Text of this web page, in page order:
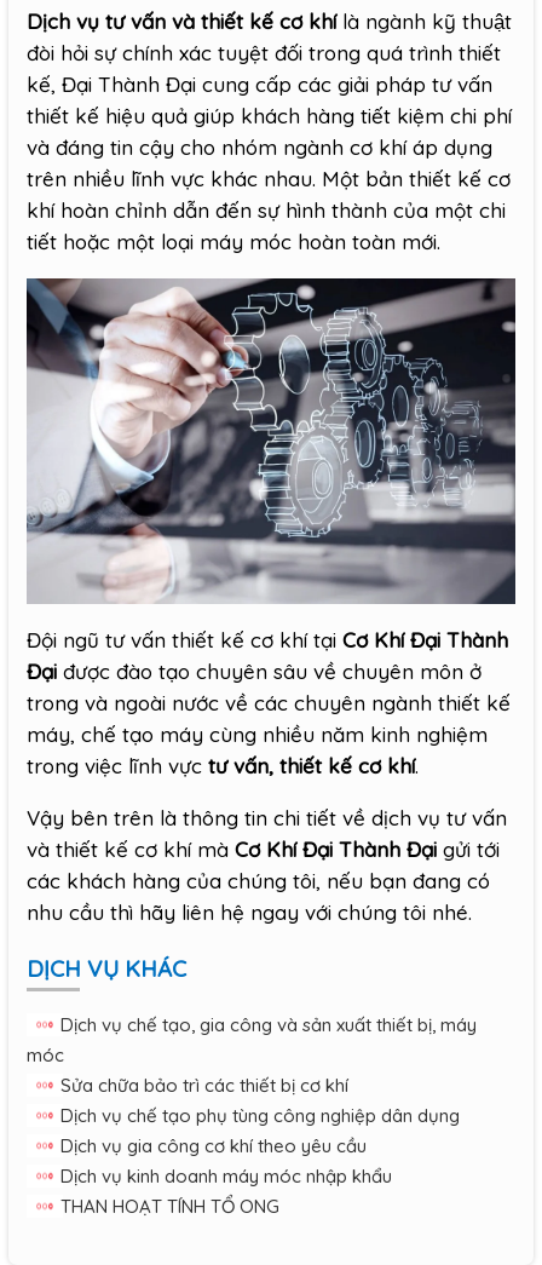
Dịch vụ tư vấn và thiết kế cơ khílà ngành kỹ thuật
đòi hỏi sự chính xác tuyệt đối trong quá trình thiết
kế, Đại Thành Đại cung cấp các giải pháp tư vấn
thiết kế hiệu quả giúp khách hàng tiết kiệm chi phí
và đáng tin cậy cho nhóm ngành cơ khí áp dụng
trên nhiều lĩnh vực khác nhau. Một bản thiết kế cơ
khí hoàn chỉnh dẫn đến sự hình thành của một chi
tiết hoặc một loại máy móc hoàn toàn mới.
Đội ngũ tư vấn thiết kế cơ khí tại Cơ Khí Đại Thành
Đại được đào tạo chuyên sâu về chuyên môn ở
trong và ngoài nước về các chuyên ngành thiết kế
máy, chế tạo máy cùng nhiều năm kinh nghiệm
trong việc lĩnh vực tư vấn, thiết kế cơ khí.
Vậy bên trên là thông tin chi tiết về dịch vụ tư vấn
và thiết kế cơ khí mà Cơ Khí Đại Thành Đại gửi tới
các khách hàng của chúng tôi, nếu bạn đang có
nhu cầu thì hãy liên hệ ngay với chúng tôi nhé.
DỊCH VỤ KHÁC
Dịch vụ chế tạo, gia công và sản xuất thiết bị, máy
móc
Sửa chữa bảo trì các thiết bị cơ khí
Dịch vụ chế tạo phụ tùng công nghiệp dân dụng
Dịch vụ gia công cơ khí theo yêu cầu
Dịch vụ kinh doanh máy móc nhập khẩu
THAN HOẠT TÍNH TỔ ONG